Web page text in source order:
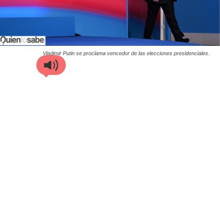
Vladimir Putin se proclama vencedor de las elecciones presidenciales.